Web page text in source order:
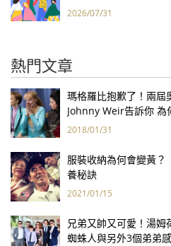
2026/07/31
熱門文章
瑪格羅比抱歉了！兩屆
Johnny Weir告訴你 為
2018/01/31
服裝收納為何會變黃？
養秘訣
2021/01/15
兄弟又帥又可愛！湯
蜘蛛人與另外3個弟弟